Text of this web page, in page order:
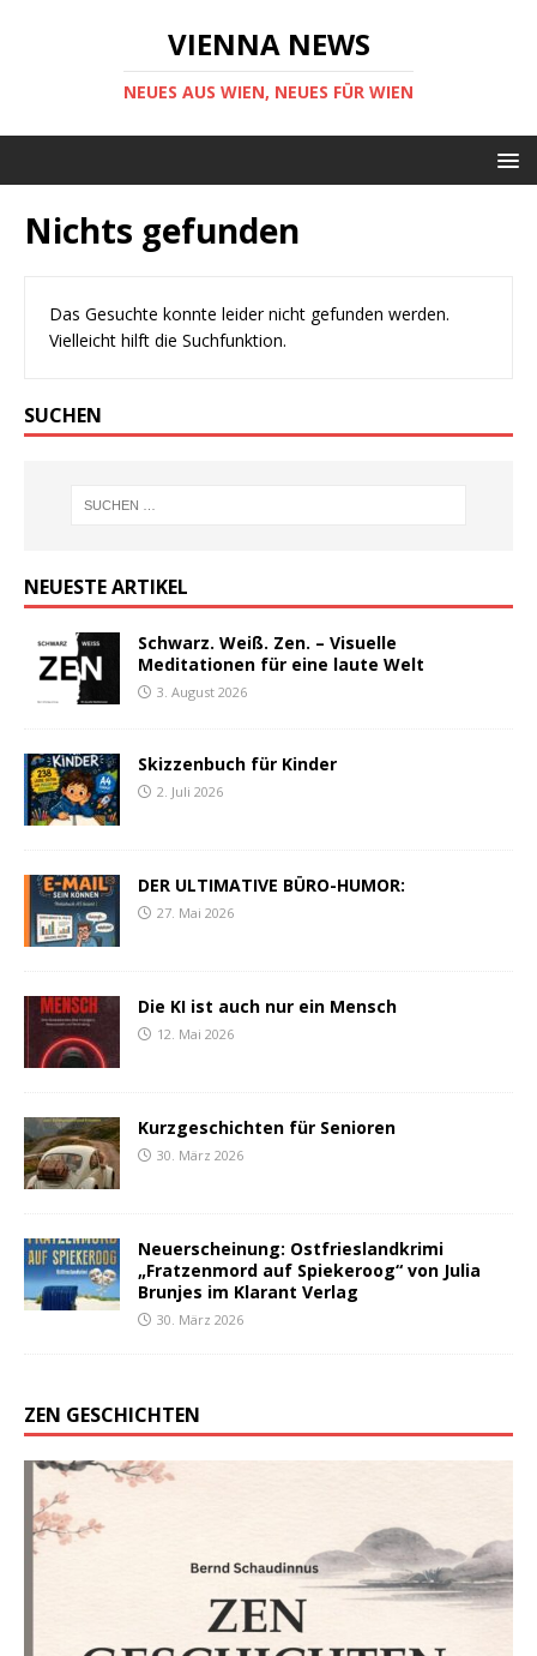
VIENNA NEWS
NEUES AUS WIEN, NEUES FÜR WIEN
Nichts gefunden
Das Gesuchte konnte leider nicht gefunden werden.
Vielleicht hilft die Suchfunktion.
SUCHEN
NEUESTE ARTIKEL
Schwarz. Weiß. Zen. – Visuelle
Meditationen für eine laute Welt
3. August 2026
Skizzenbuch für Kinder
2. Juli 2026
DER ULTIMATIVE BÜRO-HUMOR:
27. Mai 2026
Die KI ist auch nur ein Mensch
12. Mai 2026
Kurzgeschichten für Senioren
30. März 2026
Neuerscheinung: Ostfrieslandkrimi
„Fratzenmord auf Spiekeroog“ von Julia
Brunjes im Klarant Verlag
30. März 2026
ZEN GESCHICHTEN